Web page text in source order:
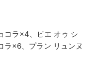
コラ×4、ビエ オゥ シ
ラ×6、プラン リュンヌ